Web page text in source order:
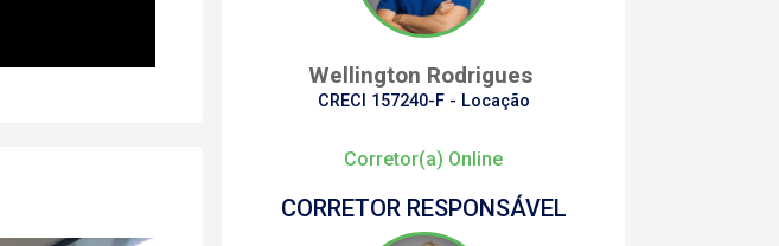
Wellington Rodrigues
CRECI 157240-F - Locação
Corretor(a) Online
CORRETOR RESPONSÁVEL